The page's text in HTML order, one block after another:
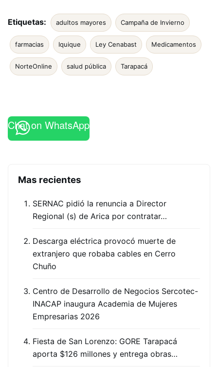
Etiquetas: adultos mayores Campaña de Invierno
farmacias Iquique Ley Cenabast Medicamentos
NorteOnline salud pública Tarapacá
Chat on WhatsApp
Mas recientes
SERNAC pidió la renuncia a Director
Regional (s) de Arica por contratar…
Descarga eléctrica provocó muerte de
extranjero que robaba cables en Cerro
Chuño
Centro de Desarrollo de Negocios Sercotec-
INACAP inaugura Academia de Mujeres
Empresarias 2026
Fiesta de San Lorenzo: GORE Tarapacá
aporta $126 millones y entrega obras…